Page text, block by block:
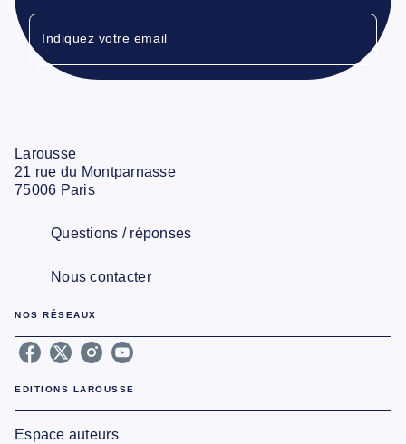
Indiquez votre email
Larousse
21 rue du Montparnasse
75006 Paris
Questions / réponses
Nous contacter
NOS RÉSEAUX
EDITIONS LAROUSSE
Espace auteurs